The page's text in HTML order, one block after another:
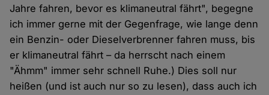
Jahre fahren, bevor es klimaneutral fährt", begegne
ich immer gerne mit der Gegenfrage, wie lange denn
ein Benzin- oder Dieselverbrenner fahren muss, bis
er klimaneutral fährt – da herrscht nach einem
"Ähmm" immer sehr schnell Ruhe.) Dies soll nur
heißen (und ist auch nur so zu lesen), dass auch ich